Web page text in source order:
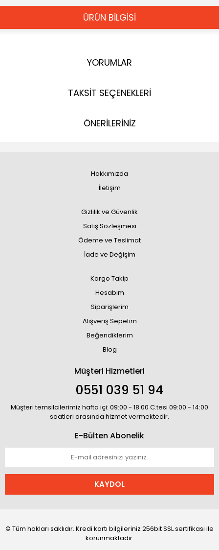
ÜRÜN BİLGİSİ
YORUMLAR
TAKSİT SEÇENEKLERİ
ÖNERİLERİNİZ
Hakkımızda
İletişim
Gizlilik ve Güvenlik
Satış Sözleşmesi
Ödeme ve Teslimat
İade ve Değişim
Kargo Takip
Hesabım
Siparişlerim
Alışveriş Sepetim
Beğendiklerim
Blog
Müşteri Hizmetleri
0551 039 51 94
Müşteri temsilcilerimiz hafta içi: 09:00 - 18:00 C.tesi 09:00 - 14:00
saatleri arasında hizmet vermektedir.
E-Bülten Abonelik
KAYDOL
© Tüm hakları saklıdır. Kredi kartı bilgileriniz 256bit SSL sertifikası ile
korunmaktadır.